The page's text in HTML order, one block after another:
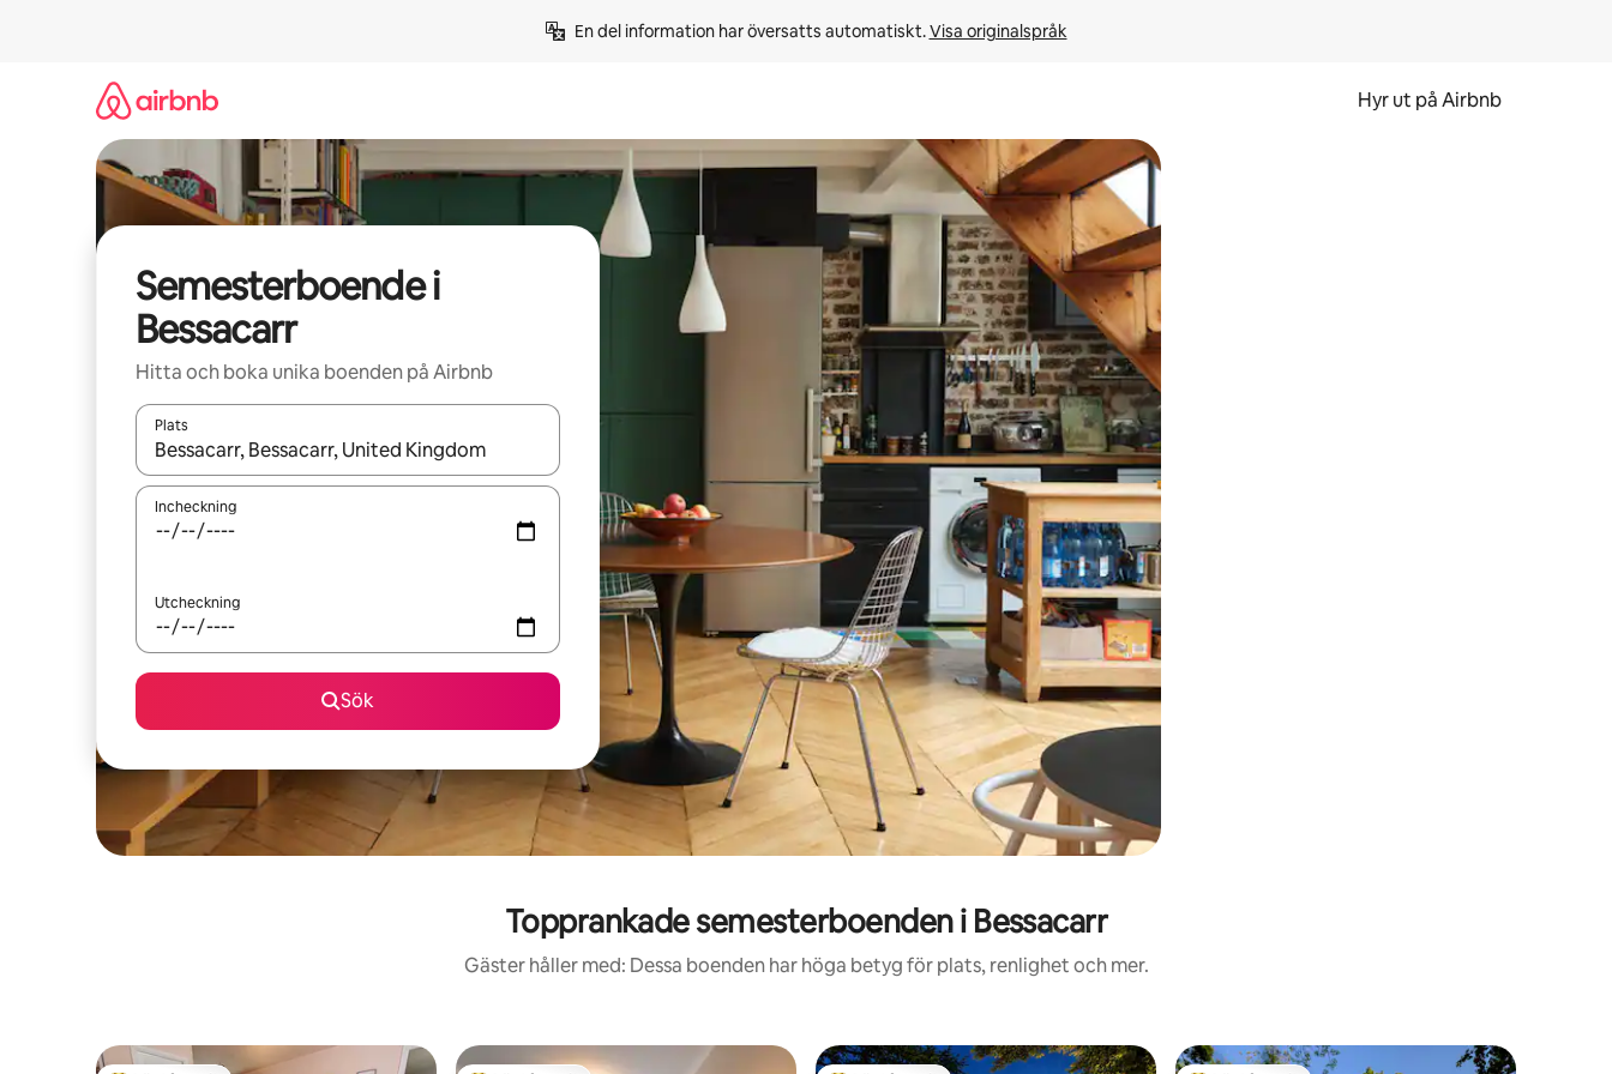
En del information har översatts automatiskt. Visa originalspråk
Hyr ut på Airbnb
Semesterboende i
Bessacarr
Hitta och boka unika boenden på Airbnb
Plats
När resultaten är tillgängliga kan du navigera med upp- och nedåtpilarna eller utforska genom att trycka eller svepa.
Incheckning
Utcheckning
Sök
Topprankade semesterboenden i Bessacarr
Gäster håller med: Dessa boenden har höga betyg för plats, renlighet och mer.